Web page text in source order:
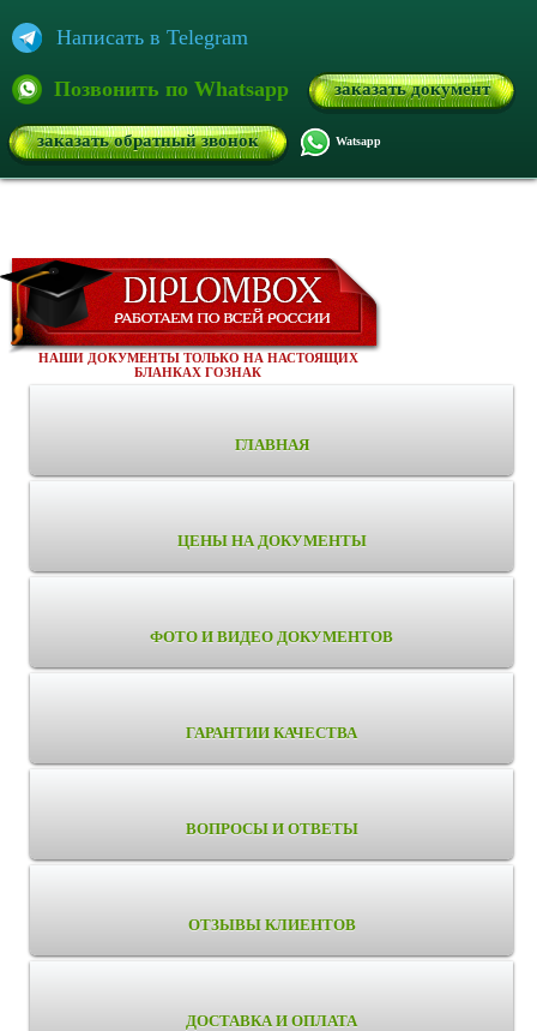
Написать в Telegram
Позвонить по Whatsapp заказать документ
заказать обратный звонок Watsapp
НАШИ ДОКУМЕНТЫ ТОЛЬКО НА НАСТОЯЩИХ
БЛАНКАХ ГОЗНАК
ГЛАВНАЯ
ЦЕНЫ НА ДОКУМЕНТЫ
ФОТО И ВИДЕО ДОКУМЕНТОВ
ГАРАНТИИ КАЧЕСТВА
ВОПРОСЫ И ОТВЕТЫ
ОТЗЫВЫ КЛИЕНТОВ
ДОСТАВКА И ОПЛАТА